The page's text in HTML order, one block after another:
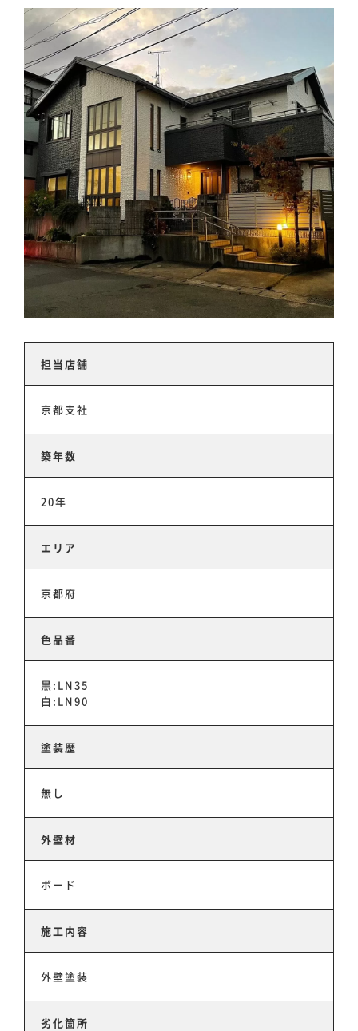
担当店舗
京都支社
築年数
20年
エリア
京都府
色品番
黒:LN35
白:LN90
塗装歴
無し
外壁材
ボード
施工内容
外壁塗装
劣化箇所
スタッフ紹介